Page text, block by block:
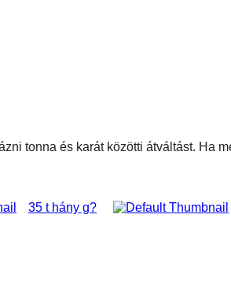
tonna és karát közötti átváltást. Ha
35 t hány g?